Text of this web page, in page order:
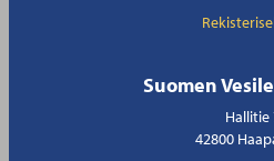
Suomen
Hallitie
42800